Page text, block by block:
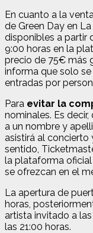
En cuanto a la
de Green Day en
disponibles a partir
9:00 horas en la
precio de 75€ más
informa que solo
entradas por
Para evitar la
nominales. Es
a un nombre y
asistirá al concierto
sentido,
la plataforma
se ofrezcan en el
La apertura de
horas,
artista invitado a
las 21:00 horas.